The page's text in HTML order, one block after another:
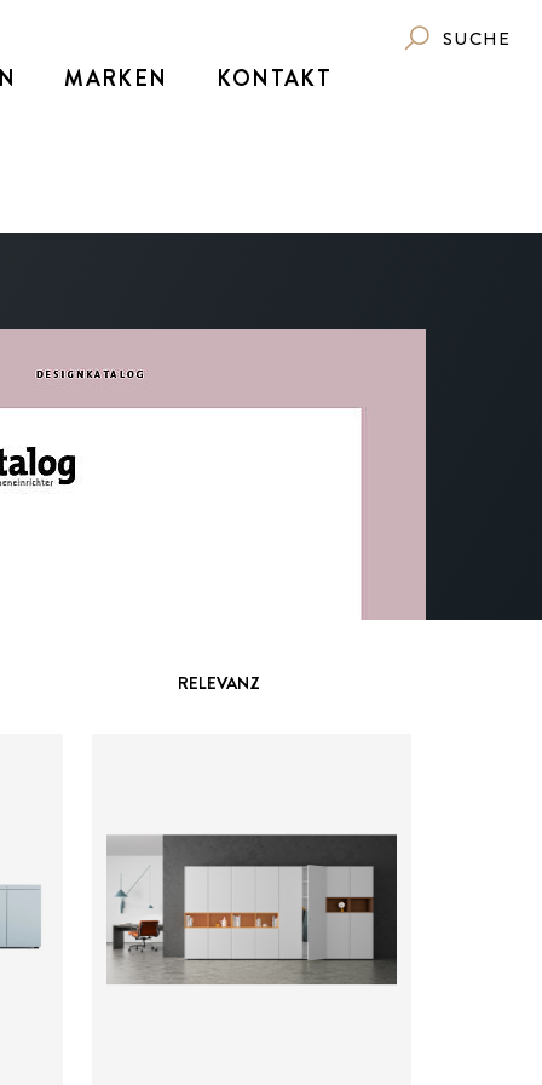
MARKEN KONTAKT
SUCHE
RELEVANZ
Preis auf Anfrage